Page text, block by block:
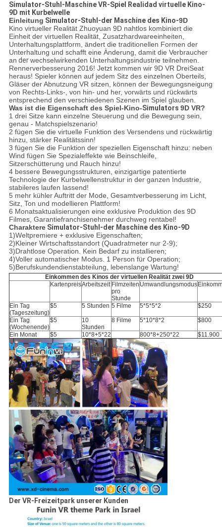
Simulator-Stuhl-Maschine VR-Spiel Realidad virtuelle Kino-
9D mit Kurbelwelle
Einleitung Simulator-Stuhl-der Maschine des Kino-9D
Kino virtueller Realität Zhuoyuan 9D nahtlos kombiniert die
Einheit der virtuellen Realität, Zusatzhardwareeinheiten,
Unterhaltungsplattform, ändert die traditionellen Formen der
Unterhaltung und schafft eine Änderung, damit die Verbraucher
an derwechselwirkenden Unterhaltungsindustrie teilnehmen.
Rennerverbesserung 2016! Jetzt kommen wir 9D VR DreiSeat
heraus! Spieler können auf jedem Sitz des einzelnen Oberteils,
Gläser der Abnutzung VR sitzen, können der Bewegungsneigung
von Rechts-Links-, von hin- und her, vorwärts und rückwärts
entsprechend den verschiedenen Szenen im Spiel glauben.
Was ist die Eigenschaft des Spiel-Kino-Simulators 9D VR?
1 drei Sitze kann einzelne Steuerung und die Bewegung sein,
genau - Matchspielszenario!
2 fügen Sie die virtuelle Funktion des Versendens und rückwärtig
hinzu, stärker Realitätssinn!
3 fügen Sie die Funktion der speziellen Eigenschaft hinzu: neben
Wind fügen Sie Spezialeffekte wie Beinschleife,
Sitzerschütterung und Rauch hinzu!
4 bessere Bewegungsstrukturen, einzigartige patentierte
Technologie der Kurbelwellenstruktur in der ganzen Industrie,
stabileres laufen lassend!
5 mehr kühler Auftritt der Mode, Gesamtverbesserung im Licht,
Sitz, Ton und modellieren Plattform!
6 Monatsaktualisierungen eine exklusive Produktion des 9D
Filmes, Garantiefranchisenehmer durchweg rentabel!
CharaktereSimulator-Stuhl-der Maschine des Kino-9D
1)Weltpremiere + exklusive Eigenschaften;
2)Kleiner Wirtschaftsstandort (Quadratmeter nur 2-9);
3)Drahtlose Operation. Kein Bedarf zu installieren;
4)Voller automatischer Modus. 1 Person für Operation;
5)Berufskundendienstabteilung, lebenslange Wartung!
Einkommen des Kinos der virtuellen Realität zwei 9D
KartenpreisArbeitszeit Filmzeiten
pro
Stunde
Umwandlungsmodus
Ein Tag
(Tageszeitung)
$5 5 Stunden 5 Filme 5*5*5*2 $250
Ein Tag
(Wochenende)
$5
10
Stunden
8 Filme 5*10*8*2 $800
Ein Monat $5 10*8+5*22 800*8+250*22 $11.900
Der VR-Freizeitpark unserer Kunden